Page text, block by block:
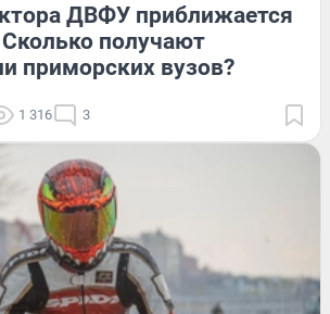
ДВФУ приближается
получают
приморских вузов?
1 316 3